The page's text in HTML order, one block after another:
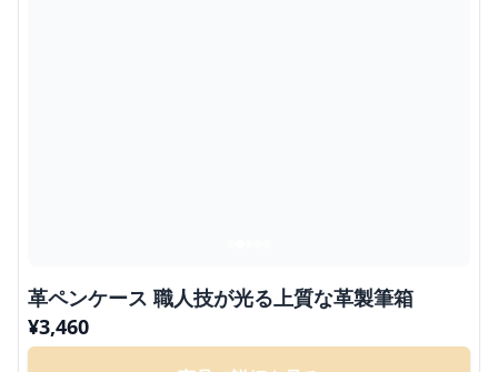
革ペンケース 職人技が光る上質な革製筆箱
¥3,460